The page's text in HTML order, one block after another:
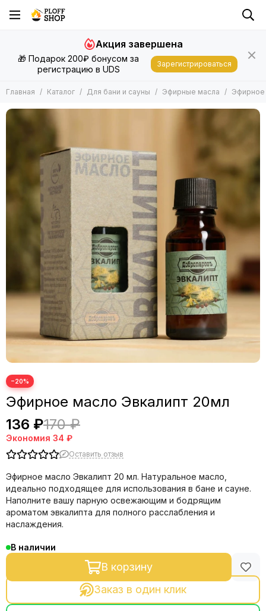
Для бани и сауны
Запарки
Эфирные масла
Подушки, Матрасы, Валики
Другие Аксессуары
🎁 Подарок 200₽ бонусом за
регистрацию в UDS
Акция завершена
Зарегистрироваться
Главная Каталог Для бани и сауны Эфирные масла Эфирное
−20%
Эфирное масло Эвкалипт 20мл
136 ₽170 ₽
Экономия 34 ₽
Оставить отзыв
Эфирное масло Эвкалипт 20 мл. Натуральное масло,
идеально подходящее для использования в бане и сауне.
Наполните вашу парную освежающим и бодрящим
ароматом эвкалипта для полного расслабления и
наслаждения.
В наличии
В корзину
Заказ в один клик